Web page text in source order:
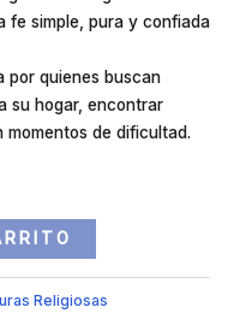
fe simple, pura y confiada
por quienes buscan
su hogar, encontrar
de dificultad.
Religiosas